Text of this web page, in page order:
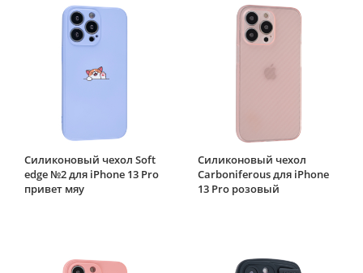
Силиконовый чехол Soft
edge №2 для iPhone 13 Pro
привет мяу
Силиконовый чехол
Carboniferous для iPhone
13 Pro розовый